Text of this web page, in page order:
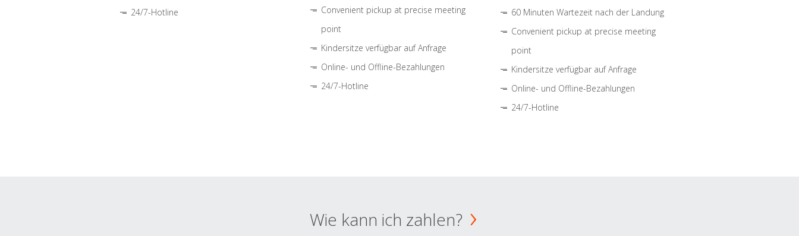
24/7-Hotline
Convenient pickup at precise meeting
point
Kindersitze verfügbar auf Anfrage
Online- und Offline-Bezahlungen
24/7-Hotline
60 Minuten Wartezeit nach der Landung
Convenient pickup at precise meeting
point
Kindersitze verfügbar auf Anfrage
Online- und Offline-Bezahlungen
24/7-Hotline
Wie kann ich zahlen?